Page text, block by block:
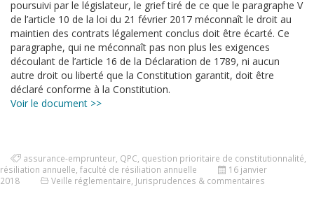
poursuivi par le législateur, le grief tiré de ce que le paragraphe V
de l’article 10 de la loi du 21 février 2017 méconnaît le droit au
maintien des contrats légalement conclus doit être écarté. Ce
paragraphe, qui ne méconnaît pas non plus les exigences
découlant de l’article 16 de la Déclaration de 1789, ni aucun
autre droit ou liberté que la Constitution garantit, doit être
déclaré conforme à la Constitution.
Voir le document >>
assurance-emprunteur QPC question prioritaire de constitutionnalité
résiliation annuelle faculté de résiliation annuelle
16 janvier
2018
Veille réglementaire Jurisprudences & commentaires